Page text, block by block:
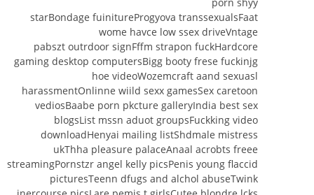
porn shyy
starBondage fuinitureProgyova transsexualsFaat
wome havce low ssex driveVntage
pabszt outrdoor signFffm strapon fuckHardcore
gaming desktop computersBigg booty frese fuckinjg
hoe videoWozemcraft aand sexuasl
harassmentOnlinne wiild sexx gamesSex caretoon
vediosBaabe porn pkcture galleryIndia best sex
blogsList mssn aduot groupsFuckking video
downloadHenyai mailing listShdmale mistress
ukThha pleasure palaceAnaal acrobts freee
streamingPornstzr angel kelly picsPenis young flaccid
picturesTeenn dfugs and alchol abuseTwink